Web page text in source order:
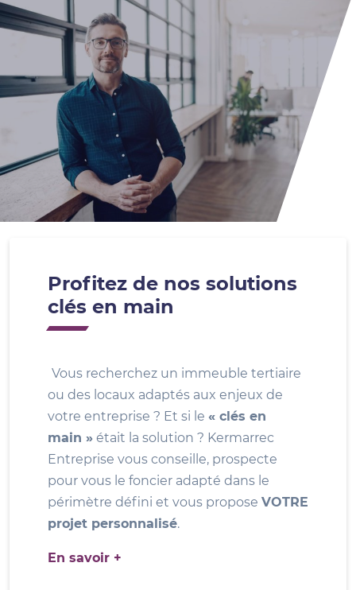
Profitez de nos solutions
clés en main
Vous recherchez un immeuble tertiaire
ou des locaux adaptés aux enjeux de
votre entreprise ? Et si le « clés en
main » était la solution ? Kermarrec
Entreprise vous conseille, prospecte
pour vous le foncier adapté dans le
périmètre défini et vous propose VOTRE
projet personnalisé.
En savoir +